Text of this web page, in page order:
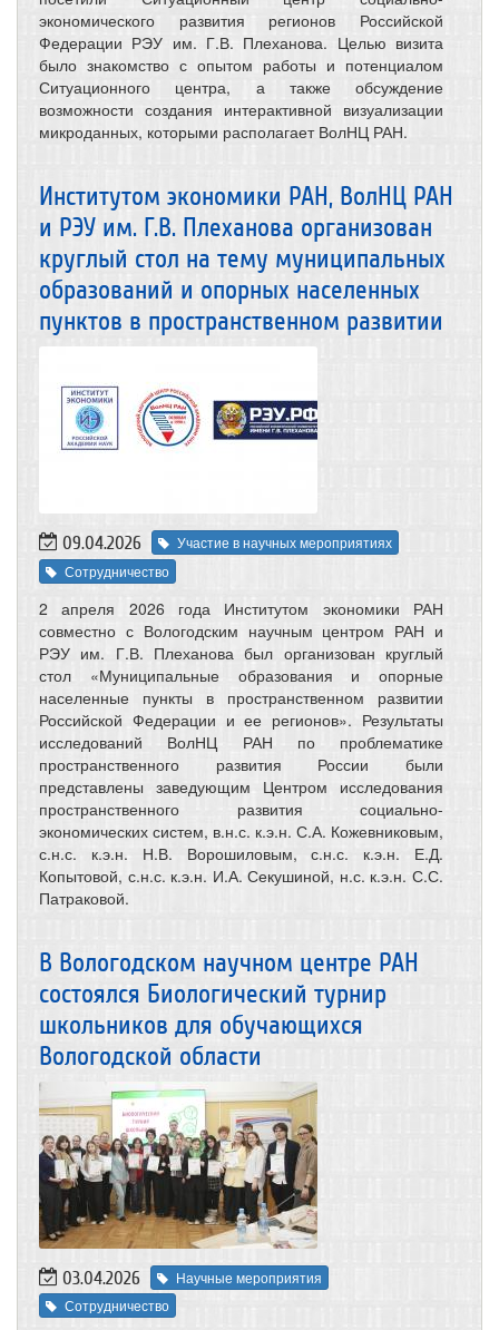
экономического развития регионов Российской
Федерации РЭУ им. Г.В. Плеханова. Целью визита
было знакомство с опытом работы и потенциалом
Ситуационного центра, а также обсуждение
возможности создания интерактивной визуализации
микроданных, которыми располагает ВолНЦ РАН.
Институтом экономики РАН, ВолНЦ РАН
и РЭУ им. Г.В. Плеханова организован
круглый стол на тему муниципальных
образований и опорных населенных
пунктов в пространственном развитии
09.04.2026
Участие в научных мероприятиях
Сотрудничество
2 апреля 2026 года Институтом экономики РАН
совместно с Вологодским научным центром РАН и
РЭУ им. Г.В. Плеханова был организован круглый
стол «Муниципальные образования и опорные
населенные пункты в пространственном развитии
Российской Федерации и ее регионов». Результаты
исследований ВолНЦ РАН по проблематике
пространственного развития России были
представлены заведующим Центром исследования
пространственного развития социально-
экономических систем, в.н.с. к.э.н. С.А. Кожевниковым,
с.н.с. к.э.н. Н.В. Ворошиловым, с.н.с. к.э.н. Е.Д.
Копытовой, с.н.с. к.э.н. И.А. Секушиной, н.с. к.э.н. С.С.
Патраковой.
В Вологодском научном центре РАН
состоялся Биологический турнир
школьников для обучающихся
Вологодской области
03.04.2026
Научные мероприятия
Сотрудничество